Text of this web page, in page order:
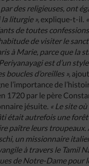
des religieuses, ont
liturgie », explique-t-il.
de toutes confessions
de visiter le
à Marie, parce que la
est d’un
boucles d’oreilles »,
l’importance de
1720 par le père
jésuite. « Le site où
était autrefois une forêt
paître leurs troupeaux.
un missionnaire
à travers le Tamil
de Notre-Dame pour